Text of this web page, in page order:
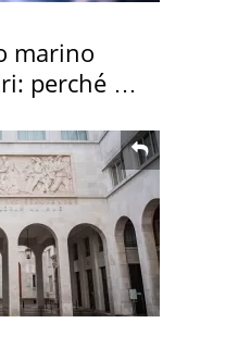
marino
perché è